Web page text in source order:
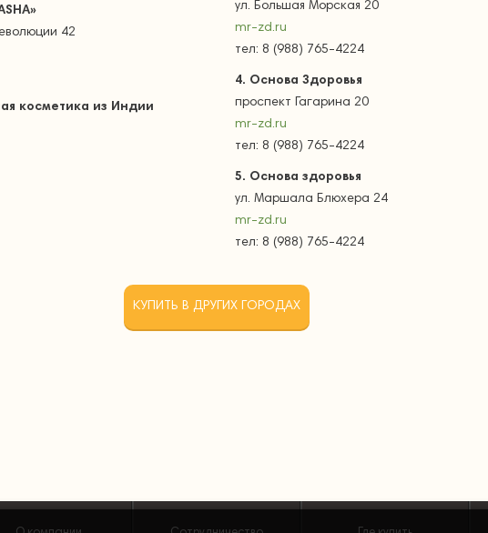
42
косметика из Индии
ул. Большая Морская 20
mr-zd.ru
тел: 8 (988) 765-4224
4. Основа Здоровья
проспект Гагарина 20
mr-zd.ru
тел: 8 (988) 765-4224
5. Основа здоровья
ул. Маршала Блюхера 24
mr-zd.ru
тел: 8 (988) 765-4224
КУПИТЬ В ДРУГИХ ГОРОДАХ